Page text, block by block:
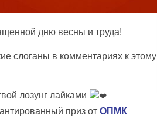
дню весны и труда!
слоганы в комментариях к этому
лозунг лайками
приз отОПМК